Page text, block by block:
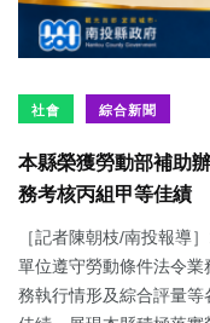
社會 綜合新聞
本縣榮獲勞動部補助
務考核丙組甲等佳績
［記者陳朝枝/南投報導
單位遵守勞動條件法令
務執行情形及綜合評量